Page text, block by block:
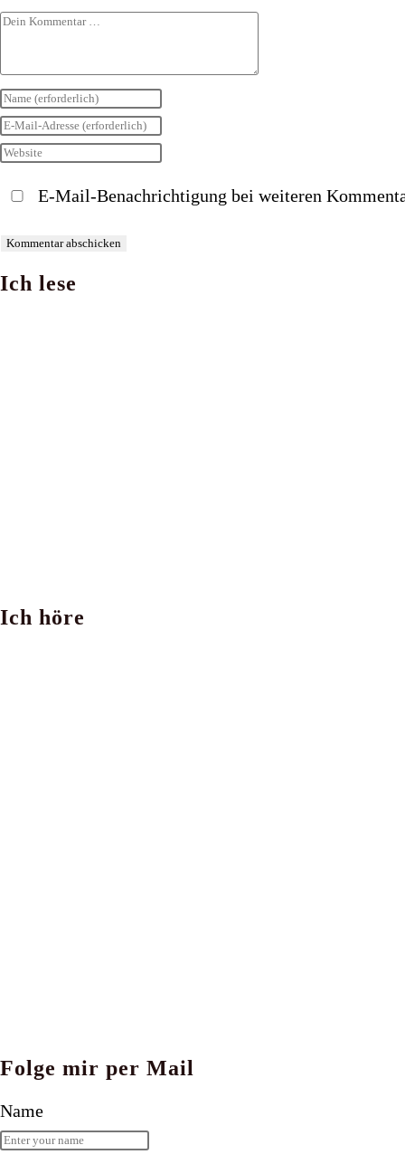
Kommentar
Gib
deinen
Namen
Benutzernamen
ein
Gib
deine
Mail-
Kommentieren
Gib
Website-
(optional)
E-Mail-Benachrichtigung bei weiteren
Ich lese
Ich höre
Folge mir per Mail
Name